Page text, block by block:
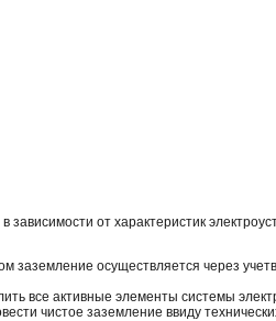
от характеристик
осуществляется через
все активные элементы системы
чистое заземление ввиду